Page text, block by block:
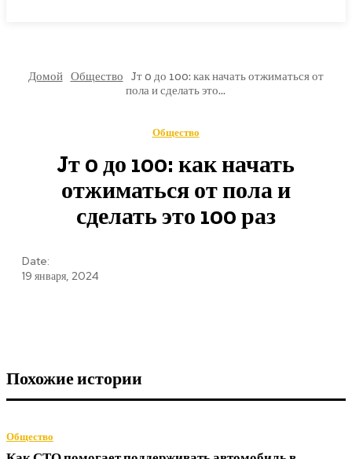
Домой Общество
Jт 0 до 100: как начать отжиматься от
пола и сделать это...
Общество
Jт 0 до 100: как начать
отжиматься от пола и
сделать это 100 раз
Date:
19 января, 2024
Похожие истории
Общество